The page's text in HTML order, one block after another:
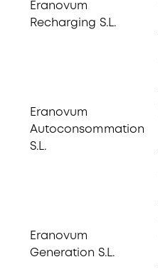
Eranovum
Recharging S.L.
Eranovum
Autoconsommation
S.L.
Eranovum
Generation S.L.